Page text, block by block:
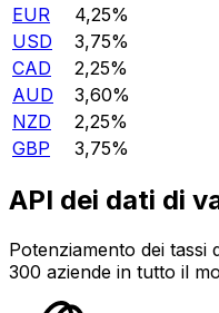
EUR
4,25%
USD
3,75%
CAD
2,25%
AUD
3,60%
NZD
2,25%
GBP
3,75%
API dei dati di
Potenziamento dei tassi
300 aziende in tutto il